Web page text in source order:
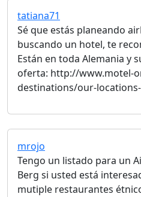
tatiana71
Sé que estás planeando
buscando un hotel, te
Están en toda Alemania y
oferta: http://www.motel-
destinations/our-
mrojo
Tengo un listado para un
Berg si usted está
mutiple restaurantes